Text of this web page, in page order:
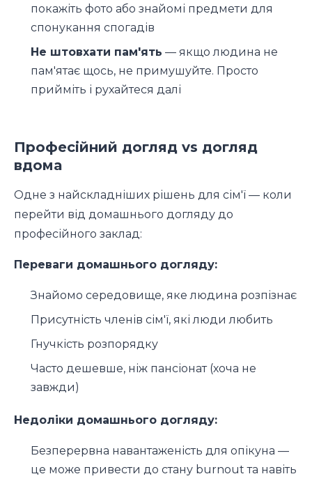
покажіть фото або знайомі предмети для
спонукання спогадів
Не штовхати пам'ять — якщо людина не
пам'ятає щось, не примушуйте. Просто
прийміть і рухайтеся далі
Професійний догляд vs догляд
вдома
Одне з найскладніших рішень для сім'ї — коли
перейти від домашнього догляду до
професійного заклад:
Переваги домашнього догляду:
Знайомо середовище, яке людина розпізнає
Присутність членів сім'ї, які люди любить
Гнучкість розпорядку
Часто дешевше, ніж пансіонат (хоча не
завжди)
Недоліки домашнього догляду:
Безперервна навантаженість для опікуна —
це може привести до стану burnout та навіть